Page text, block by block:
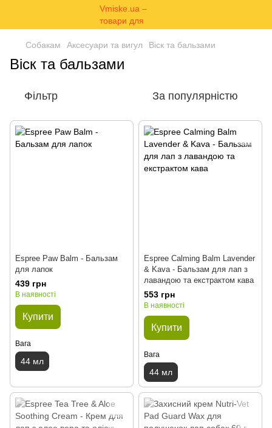
Собакам Аксесуари та вигул Віск та бальзами
Віск та бальзами
Фільтр За популярністю
Espree Paw Balm - Бальзам
для лапок
439 грн
В наявності
Купити
Вага
44 мл
Espree Calming Balm Lavender
& Kava - Бальзам для лап з
лавандою та екстрактом кава
553 грн
В наявності
Купити
Вага
44 мл